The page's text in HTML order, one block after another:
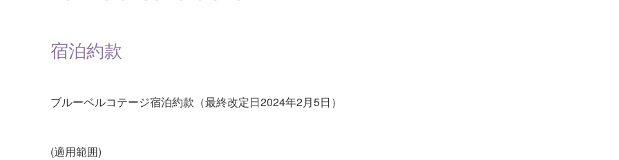
宿泊約款
ブルーベルコテージ宿泊約款（最終改定日2024年2月5日）
(適用範囲)